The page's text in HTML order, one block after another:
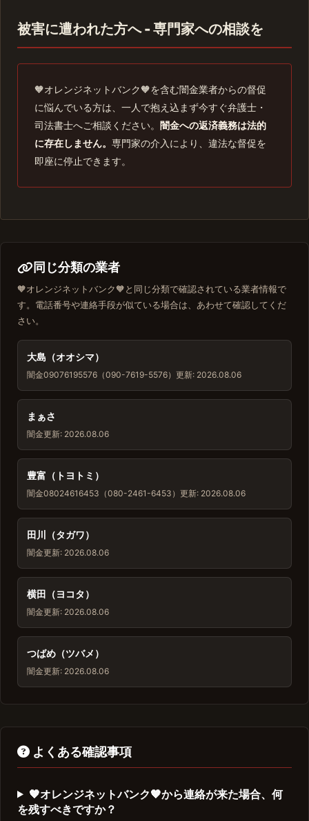
被害に遭われた方へ - 専門家への相談を
🧡オレンジネットバンク🧡を含む闇金業者からの督促
に悩んでいる方は、一人で抱え込まず今すぐ弁護士・
司法書士へご相談ください。 闇金への返済義務は法的
に存在しません。 専門家の介入により、違法な督促を
即座に停止できます。
同じ分類の業者
🧡オレンジネットバンク🧡と同じ分類で確認されている業者情報で
す。電話番号や連絡手段が似ている場合は、あわせて確認してくだ
さい。
大島（オオシマ）
闇金09076195576（090-7619-5576） 更新: 2026.08.06
まぁさ
闇金更新: 2026.08.06
豊富（トヨトミ）
闇金08024616453（080-2461-6453） 更新: 2026.08.06
田川（タガワ）
闇金更新: 2026.08.06
横田（ヨコタ）
闇金更新: 2026.08.06
つばめ（ツバメ）
闇金更新: 2026.08.06
よくある確認事項
🧡オレンジネットバンク🧡から連絡が来た場合、何
を残すべきですか？